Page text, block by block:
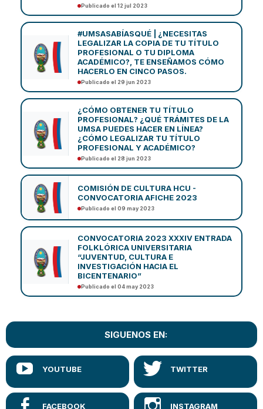
Publicado el 12 jul 2023
#UMSASABÍASQUÉ | ¿NECESITAS
LEGALIZAR LA COPIA DE TU TÍTULO
PROFESIONAL O TU DIPLOMA
ACADÉMICO?, TE ENSEÑAMOS CÓMO
HACERLO EN CINCO PASOS.
Publicado el 29 jun 2023
¿CÓMO OBTENER TU TÍTULO
PROFESIONAL? ¿QUÉ TRÁMITES DE LA
UMSA PUEDES HACER EN LÍNEA?
¿CÓMO LEGALIZAR TU TÍTULO
PROFESIONAL Y ACADÉMICO?
Publicado el 28 jun 2023
COMISIÓN DE CULTURA HCU -
CONVOCATORIA AFICHE 2023
Publicado el 09 may 2023
CONVOCATORIA 2023 XXXIV ENTRADA
FOLKLÓRICA UNIVERSITARIA
“JUVENTUD, CULTURA E
INVESTIGACIÓN HACIA EL
BICENTENARIO”
Publicado el 04 may 2023
SIGUENOS EN: